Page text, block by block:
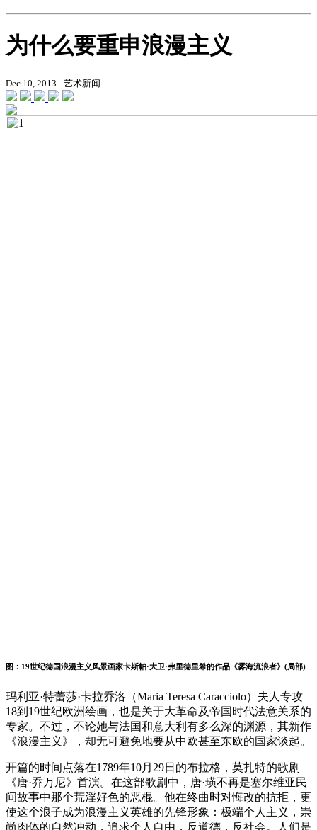
为什么要重申浪漫主义
Dec 10, 2013 艺术新闻
图：19世纪德国浪漫主义风景画家卡斯帕·大卫·弗里德里希的作品《雾海流浪者》(局部)
玛利亚·特蕾莎·卡拉乔洛（Maria Teresa Caracciolo）夫人专攻
18到19世纪欧洲绘画，也是关于大革命及帝国时代法意关系的
专家。不过，不论她与法国和意大利有多么深的渊源，其新作
《浪漫主义》，却无可避免地要从中欧甚至东欧的国家谈起。
开篇的时间点落在1789年10月29日的布拉格，莫扎特的歌剧
《唐·乔万尼》首演。在这部歌剧中，唐·璜不再是塞尔维亚民
间故事中那个荒淫好色的恶棍。他在终曲时对悔改的抗拒，更
使这个浪子成为浪漫主义英雄的先锋形象：极端个人主义，崇
尚肉体的自然冲动，追求个人自由，反道德，反社会。人们是